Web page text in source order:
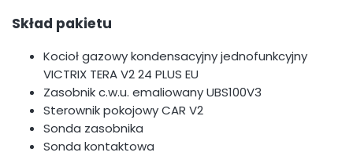
Skład pakietu
Kocioł gazowy kondensacyjny jednofunkcyjny
VICTRIX TERA V2 24 PLUS EU
Zasobnik c.w.u. emaliowany UBS100V3
Sterownik pokojowy CAR V2
Sonda zasobnika
Sonda kontaktowa